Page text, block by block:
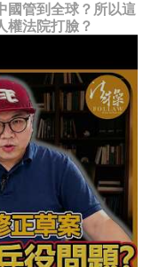
國管到全球？所以這
權法院打臉？